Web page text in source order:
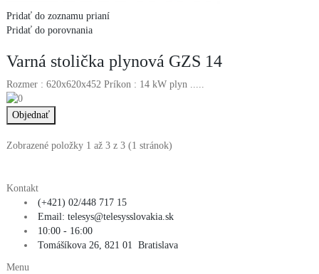
Pridať do zoznamu prianí
Pridať do porovnania
Varná stolička plynová GZS 14
Rozmer : 620x620x452 Príkon : 14 kW plyn .....
Zobrazené položky 1 až 3 z 3 (1 stránok)
Kontakt
(+421) 02/448 717 15
Email: telesys@telesysslovakia.sk
10:00 - 16:00
Tomášíkova 26, 821 01 Bratislava
Menu